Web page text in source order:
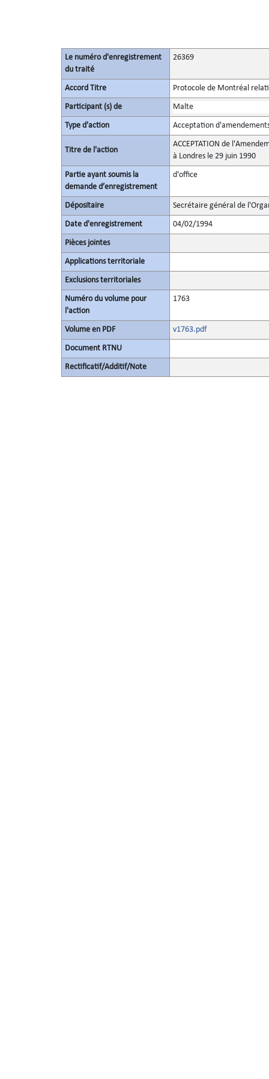
Le numéro d'enregistrement
du traité
26369
Accord Titre Protocole de Montréal
Participant (s) de Malte
Type d'action Acceptation
Titre de l'action
ACCEPTATION de
à Londres le 29 juin 1990
Partie ayant soumis la
demande d’enregistrement
d'office
Dépositaire Secrétaire général de
Date d'enregistrement 04/02/1994
Pièces jointes
Applications territoriale
Exclusions territoriales
Numéro du volume pour
l'action
1763
Volume en PDF v1763.pdf
Document RTNU
Rectificatif/Additif/Note